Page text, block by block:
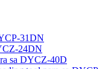
31DN
24DN
sa DYCZ-40D